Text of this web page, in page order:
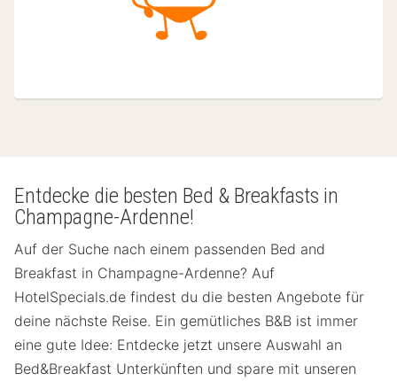
Entdecke die besten Bed & Breakfasts in
Champagne-Ardenne!
Auf der Suche nach einem passenden Bed and
Breakfast in Champagne-Ardenne? Auf
HotelSpecials.de findest du die besten Angebote für
deine nächste Reise. Ein gemütliches B&B ist immer
eine gute Idee: Entdecke jetzt unsere Auswahl an
Bed&Breakfast Unterkünften und spare mit unseren